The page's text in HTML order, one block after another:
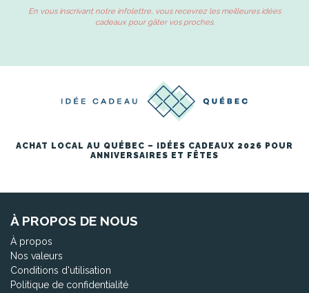
En vous inscrivant notre infolettre, vous recevrez les meilleures idées
cadeaux pour gâter vos proches.
ACHAT LOCAL AU QUÉBEC – IDÉES CADEAUX 2026 POUR
ANNIVERSAIRES ET FÊTES
À PROPOS DE NOUS
À propos
Nos valeurs
Conditions d'utilisation
Politique de confidentialité